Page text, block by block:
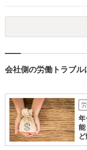
書類郵送代（通信費等）
合には、上記に加えて弁
会社側の労働トラブル
能